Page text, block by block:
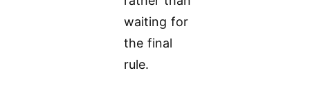
waiting for
the final
rule.